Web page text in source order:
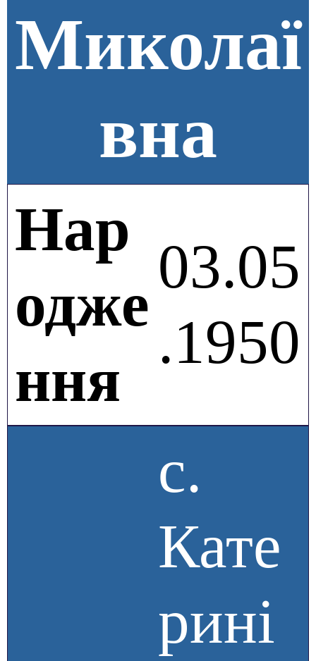
Миколаї
вна
Нар
одже
ння
03.05
.1950
с.
Кате
рині